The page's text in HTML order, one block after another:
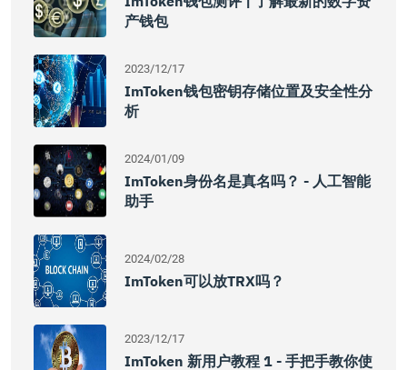
产钱包
2023/12/17
ImToken钱包密钥存储位置及安全性分
析
2024/01/09
ImToken身份名是真名吗？ - 人工智能
助手
2024/02/28
ImToken可以放TRX吗？
2023/12/17
ImToken 新用户教程 1 - 手把手教你使